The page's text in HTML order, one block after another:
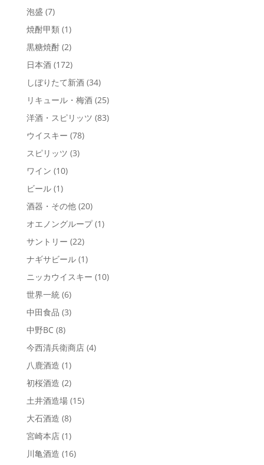
泡盛 (7)
焼酎甲類 (1)
黒糖焼酎 (2)
日本酒 (172)
しぼりたて新酒 (34)
リキュール・梅酒 (25)
洋酒・スピリッツ (83)
ウイスキー (78)
スピリッツ (3)
ワイン (10)
ビール (1)
酒器・その他 (20)
オエノングループ (1)
サントリー (22)
ナギサビール (1)
ニッカウイスキー (10)
世界一統 (6)
中田食品 (3)
中野BC (8)
今西清兵衛商店 (4)
八鹿酒造 (1)
初桜酒造 (2)
土井酒造場 (15)
大石酒造 (8)
宮崎本店 (1)
川亀酒造 (16)